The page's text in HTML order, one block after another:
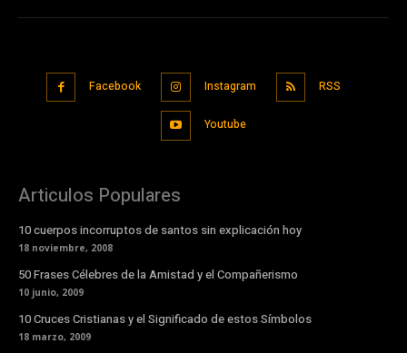
Facebook Instagram RSS
Youtube
Articulos Populares
10 cuerpos incorruptos de santos sin explicación hoy
18 noviembre, 2008
50 Frases Célebres de la Amistad y el Compañerismo
10 junio, 2009
10 Cruces Cristianas y el Significado de estos Símbolos
18 marzo, 2009